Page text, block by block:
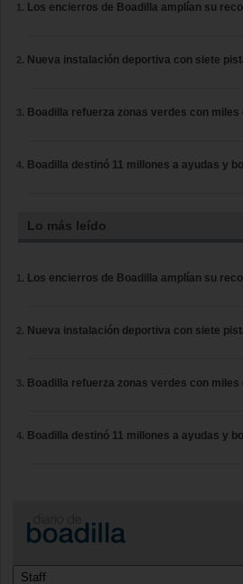
Los encierros de Boadilla amplían su
Nueva instalación deportiva con siete
Boadilla refuerza zonas verdes con miles
Boadilla destinó 11 millones a ayudas y
Lo más leído
Los encierros de Boadilla amplían su
Nueva instalación deportiva con siete
Boadilla refuerza zonas verdes con miles
Boadilla destinó 11 millones a ayudas y